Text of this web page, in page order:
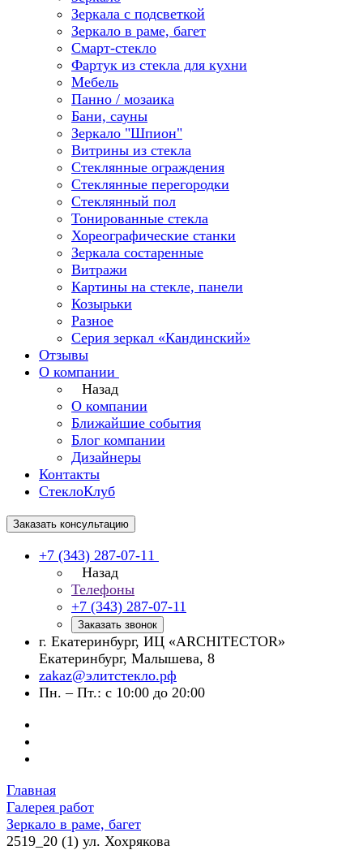
Зеркала с подсветкой
Зеркало в раме, багет
Смарт-стекло
Фартук из стекла для кухни
Мебель
Панно / мозаика
Бани, сауны
Зеркало "Шпион"
Витрины из стекла
Стеклянные ограждения
Стеклянные перегородки
Стеклянный пол
Тонированные стекла
Хореографические станки
Зеркала состаренные
Витражи
Картины на стекле, панели
Козырьки
Разное
Серия зеркал «Кандинский»
Отзывы
О компании
Назад
О компании
Ближайшие события
Блог компании
Дизайнеры
Контакты
СтеклоКлуб
Заказать консультацию
+7 (343) 287-07-11
Назад
Телефоны
+7 (343) 287-07-11
Заказать звонок
г. Екатеринбург, ИЦ «ARCHITECTOR»
Екатеринбург, Малышева, 8
zakaz@элитстекло.рф
Пн. – Пт.: с 10:00 до 20:00
Главная
Галерея работ
Зеркало в раме, багет
2519_20 (1) ул. Хохрякова